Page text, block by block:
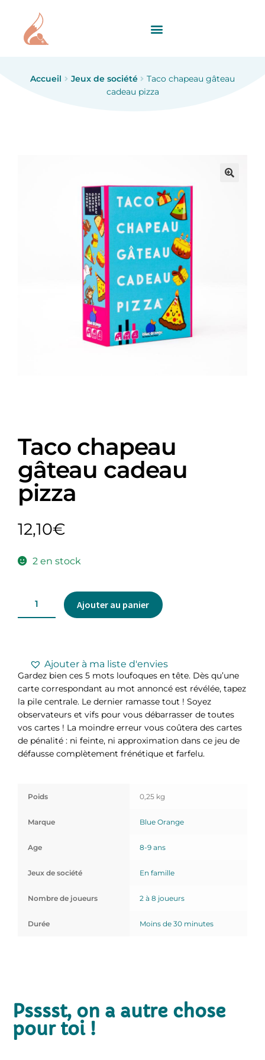
Accueil Jeux de société
Taco chapeau gâteau
cadeau pizza
Taco chapeau
gâteau cadeau
pizza
12,10€
2 en stock
Ajouter au panier
Ajouter à ma liste d'envies
Gardez bien ces 5 mots loufoques en tête. Dès qu’une
carte correspondant au mot annoncé est révélée, tapez
la pile centrale. Le dernier ramasse tout ! Soyez
observateurs et vifs pour vous débarrasser de toutes
vos cartes ! La moindre erreur vous coûtera des cartes
de pénalité : ni feinte, ni approximation dans ce jeu de
défausse complètement frénétique et farfelu.
Poids 0,25 kg
Marque Blue Orange
Age 8-9 ans
Jeux de société En famille
Nombre de joueurs 2 à 8 joueurs
Durée Moins de 30 minutes
Psssst, on a autre chose
pour toi !